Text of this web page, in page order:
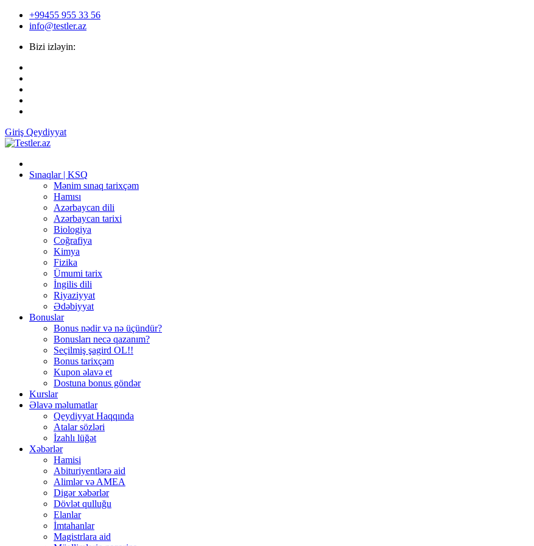
+99455 955 33 56
info@testler.az
Bizi izləyin:
Giriş Qeydiyyat
Sınaqlar | KSQ
Mənim sınaq tarixçəm
Hamısı
Azərbaycan dili
Azərbaycan tarixi
Biologiya
Coğrafiya
Kimya
Fizika
Ümumi tarix
İngilis dili
Riyaziyyat
Ədəbiyyat
Bonuslar
Bonus nədir və nə üçündür?
Bonusları necə qazanım?
Seçilmiş şagird OL!!
Bonus tarixçəm
Kupon əlavə et
Dostuna bonus göndər
Kurslar
Əlavə məlumatlar
Qeydiyyat Haqqında
Atalar sözləri
İzahlı lüğət
Xəbərlər
Hamisi
Abituriyentlərə aid
Alimlər və AMEA
Digər xəbərlər
Dövlət qulluğu
Elanlar
İmtahanlar
Magistrlara aid